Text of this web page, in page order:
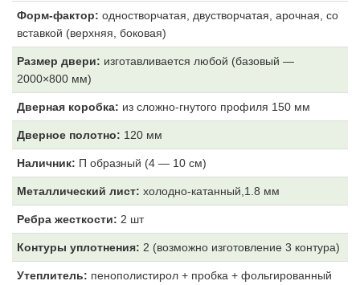
Форм-фактор: одностворчатая, двустворчатая, арочная, со
вставкой (верхняя, боковая)
Размер двери: изготавливается любой (базовый —
2000×800 мм)
Дверная коробка: из сложно-гнутого профиля 150 мм
Дверное полотно: 120 мм
Наличник: П образный (4 — 10 см)
Металлический лист: холодно-катанный,1.8 мм
Ребра жесткости: 2 шт
Контуры уплотнения: 2 (возможно изготовление 3 контура)
Утеплитель: пенополистирол + пробка + фольгированный